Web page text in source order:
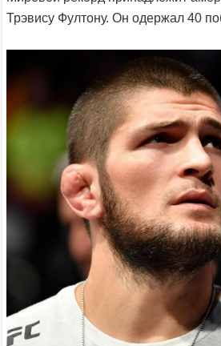
Трэвису Фултону. Он одержал 40